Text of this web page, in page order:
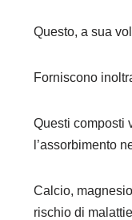
Questo, a sua
Forniscono
Questi composti
l’assorbimento
Calcio,
rischio di